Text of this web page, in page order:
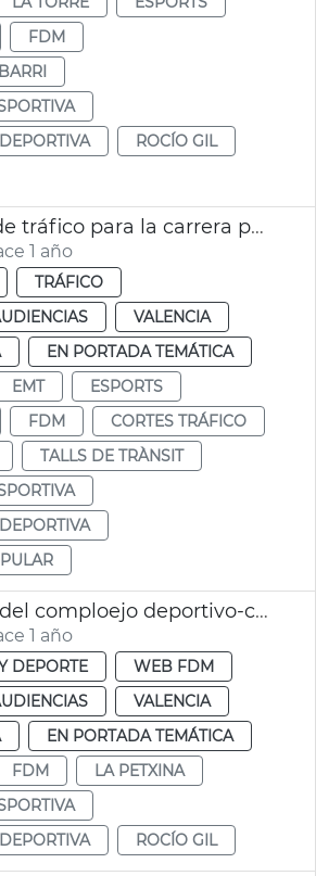
FDM
ROCÍO GIL
Dispositivo de tráfico para la carrera popular Galápagos
1 año
TRÁFICO
VALENCIA
EN PORTADA TEMÁTICA
EMT
ESPORTS
FDM
CORTES TRÁFICO
TALLS DE TRÀNSIT
Renovación del comploejo deportivo-cultural La Petxina
1 año
DEPORTE
WEB FDM
VALENCIA
EN PORTADA TEMÁTICA
FDM
LA PETXINA
ROCÍO GIL